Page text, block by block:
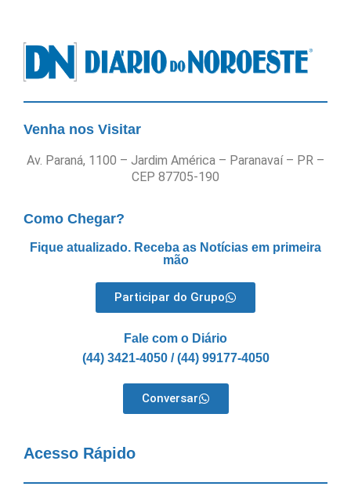
Venha nos Visitar
Av. Paraná, 1100 – Jardim América – Paranavaí – PR –
CEP 87705-190
Como Chegar?
Fique atualizado. Receba as Notícias em primeira
mão
Participar do Grupo
Fale com o Diário
(44) 3421-4050 / (44) 99177-4050
Conversar
Acesso Rápido